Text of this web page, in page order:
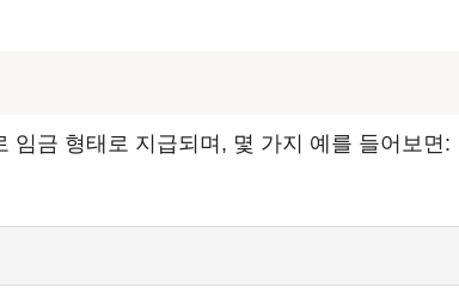
임금 형태로 지급되며, 몇 가지 예를 들어보면: